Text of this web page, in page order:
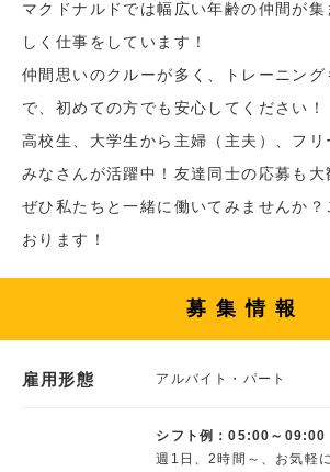
マクドナルドでは幅広い年齢の仲間が
しく仕事をしています！
仲間思いのクルーが多く、トレーニン
で、初めての方でも安心してください！
高校生、大学生から主婦（主夫）、フ
みなさんが活躍中！友達同士の応募も大
ぜひ私たちと一緒に働いてみませんか？
おります！
募集情報
雇用形態 アルバイト・パート
シフト例：05:00～09:00
週1日、2時間～、お気軽